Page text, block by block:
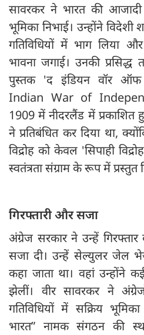
सावरकर ने भारत की
भूमिका निभाई। उन्होंने विदेशी
गतिविधियों में भाग लिया
भावना जगाई। उनकी
पुस्तक 'द इंडियन वॉर ऑफ
Indian War of
1909 में नीदरलैंड में प्रकाशित
ने प्रतिबंधित कर दिया था,
विद्रोह को केवल 'सिपाही
स्वतंत्रता संग्राम के रूप में प्रस्तुत
गिरफ्तारी और सजा
अंग्रेज सरकार ने उन्हें
सजा दी। उन्हें सेल्युलर जेल
कहा जाता था। वहां उन्होंने
झेलीं। वीर सावरकर ने
गतिविधियों में सक्रिय
भारत” नामक संगठन की